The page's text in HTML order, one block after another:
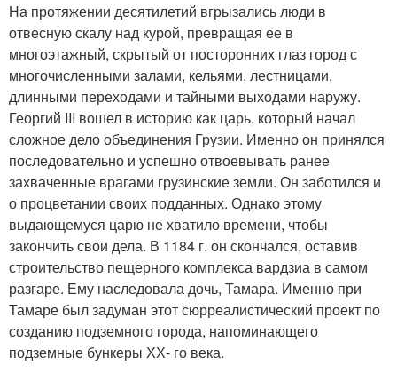
На протяжении десятилетий вгрызались люди в
отвесную скалу над курой, превращая ее в
многоэтажный, скрытый от посторонних глаз город с
многочисленными залами, кельями, лестницами,
длинными переходами и тайными выходами наружу.
Георгий III вошел в историю как царь, который начал
сложное дело объединения Грузии. Именно он принялся
последовательно и успешно отвоевывать ранее
захваченные врагами грузинские земли. Он заботился и
о процветании своих подданных. Однако этому
выдающемуся царю не хватило времени, чтобы
закончить свои дела. В 1184 г. он скончался, оставив
строительство пещерного комплекса вардзиа в самом
разгаре. Ему наследовала дочь, Тамара. Именно при
Тамаре был задуман этот сюрреалистический проект по
созданию подземного города, напоминающего
подземные бункеры ХХ- го века.